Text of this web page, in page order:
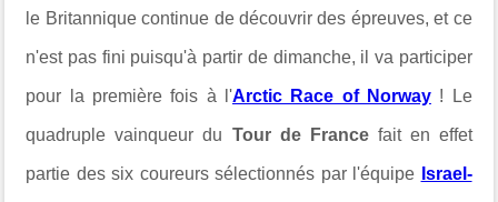
le Britannique continue de découvrir des épreuves, et ce
n'est pas fini puisqu'à partir de dimanche, il va participer
pour la première fois à l'Arctic Race of Norway! Le
quadruple vainqueur du Tour de Francefait en effet
partie des six coureurs sélectionnés par l'équipe Israel-